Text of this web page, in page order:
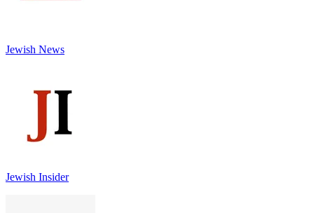
Jewish News
Jewish Insider